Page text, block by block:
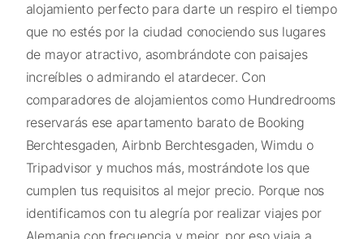
alojamiento perfecto para darte un respiro el tiempo
que no estés por la ciudad conociendo sus lugares
de mayor atractivo, asombrándote con paisajes
increíbles o admirando el atardecer. Con
comparadores de alojamientos como Hundredrooms
reservarás ese apartamento barato de Booking
Berchtesgaden, Airbnb Berchtesgaden, Wimdu o
Tripadvisor y muchos más, mostrándote los que
cumplen tus requisitos al mejor precio. Porque nos
identificamos con tu alegría por realizar viajes por